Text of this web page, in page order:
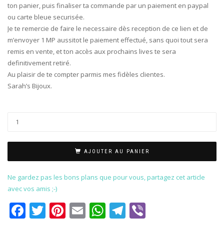
ton panier, puis finaliser ta commande par un paiement en paypal
ou carte bleue securisée.
Je te remercie de faire le necessaire dès reception de ce lien et de
m’envoyer 1 MP aussitot le paiement effectué, sans quoi tout sera
remis en vente, et ton accès aux prochains lives te sera
definitivement retiré.
Au plaisir de te compter parmis mes fidèles clientes.
Sarah’s Bijoux.
AJOUTER AU PANIER
Ne gardez pas les bons plans que pour vous, partagez cet article
avec vos amis ;-)
Facebook
Twitter
Pinterest
EmailWhatsApp
Telegram